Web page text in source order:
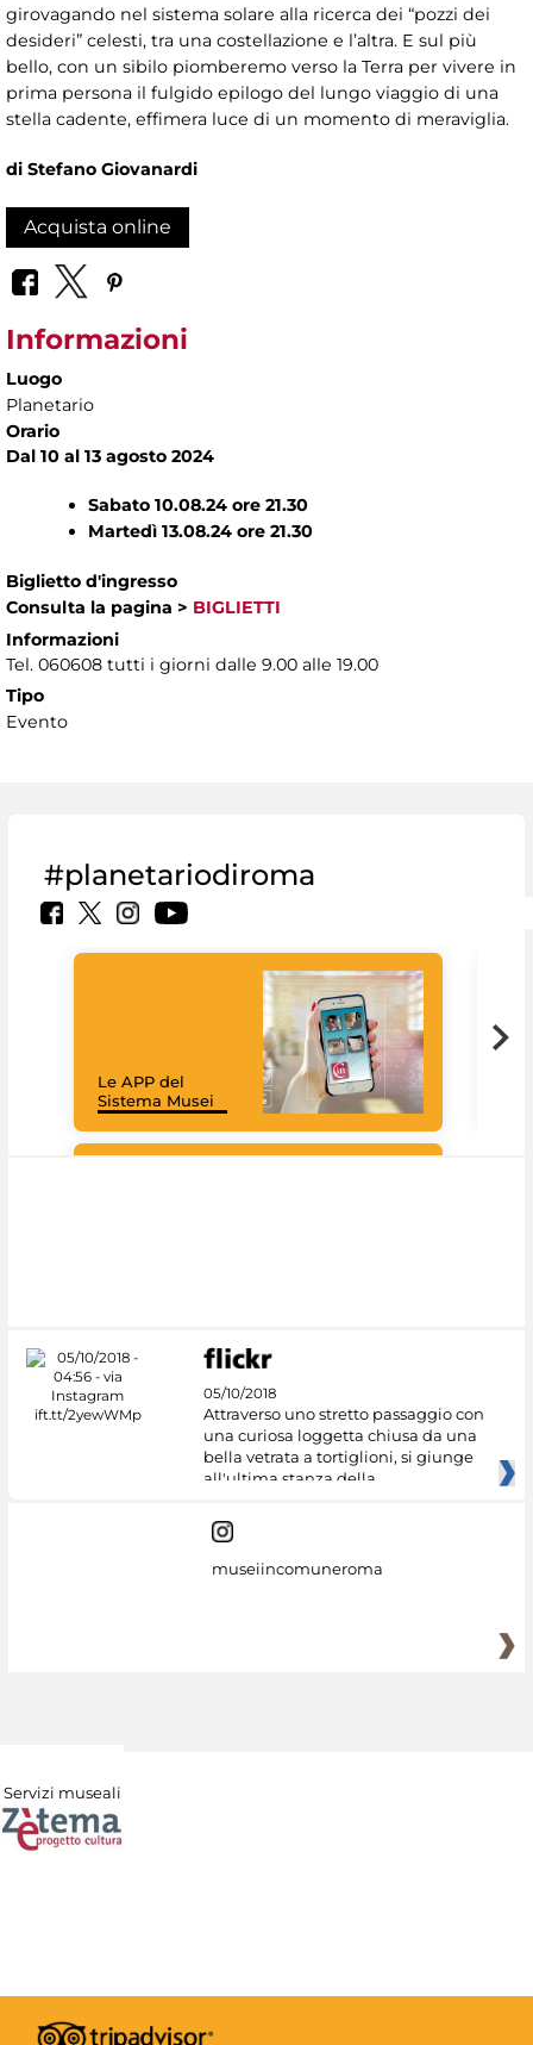
girovagando nel sistema solare alla ricerca dei “pozzi dei
desideri” celesti, tra una costellazione e l’altra. E sul più
bello, con un sibilo piomberemo verso la Terra per vivere in
prima persona il fulgido epilogo del lungo viaggio di una
stella cadente, effimera luce di un momento di meraviglia.
di Stefano Giovanardi
Acquista online
Informazioni
Luogo
Planetario
Orario
Dal 10 al 13 agosto 2024
Sabato 10.08.24 ore 21.30
Martedì 13.08.24 ore 21.30
Biglietto d'ingresso
Consulta la pagina > BIGLIETTI
Informazioni
Tel. 060608 tutti i giorni dalle 9.00 alle 19.00
Tipo
Evento
#planetariodiroma
Le APP del
Sistema Musei
05/10/2018
Attraverso uno stretto passaggio con
una curiosa loggetta chiusa da una
bella vetrata a tortiglioni, si giunge
all'ultima stanza della
museiincomuneroma
Servizi museali